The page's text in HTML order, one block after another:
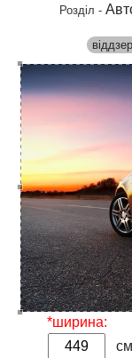
Розділ -
*ширина:
см